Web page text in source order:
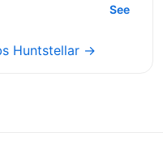
свою команду...
See
Huntstellar →